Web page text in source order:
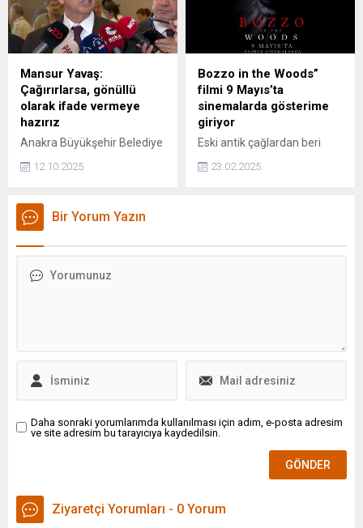
kanserine kadar pek çok
ciddi hastalığın
yatabileceğini belirten
Medipol Sağlık Grubu’ndan
Genel Cerrahi Uzmanı Op.
Dr. Yüksel Baldan, “Her
hastalığın tedavisi farklıdır.
önem taşır” dedi.
Mansur Yavaş:
Çağırırlarsa, gönüllü
olarak ifade vermeye
hazırız
Anakra Büyükşehir Belediye
Ankara Cumhuriyet
yürütmesi için İçişleri
Bakanlığı'ndan izin almasına
vermeye hazırız. Çünkü
12.10.2025
Bozzo in the Woods”
filmi 9 Mayıs’ta
sinemalarda gösterime
giriyor
Eski antik çağlardan beri
Darius Crimson ailesi,
23.02.2025
Bir Yorum Yazın
Daha sonraki yorumlarımda kullanılması için adım, e-posta adresim
ve site adresim bu tarayıcıya kaydedilsin.
Ziyaretçi Yorumları - 0 Yorum